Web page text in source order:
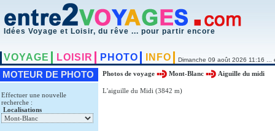
Idées Voyage et Loisir, du rêve ... pour partir encore
VOYAGE LOISIR PHOTO INFO Dimanche 09 août 2026 11:16 ...
MOTEUR DE PHOTO
Effectuer une nouvelle
recherche :
Localisations
Photos de voyage Mont-Blanc Aiguille du midi
L'aiguille du Midi (3842 m)